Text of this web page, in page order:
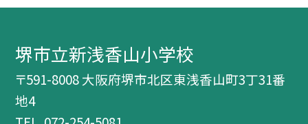
堺市立新浅香山小学校
〒591-8008 大阪府堺市北区東浅香山町3丁31番
地4